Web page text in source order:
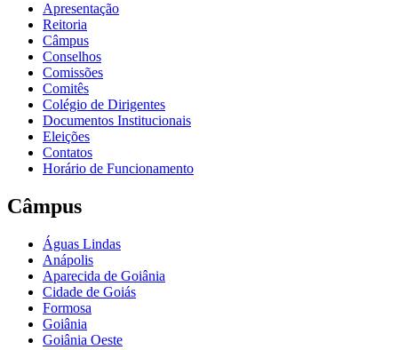
Apresentação
Reitoria
Câmpus
Conselhos
Comissões
Comitês
Colégio de Dirigentes
Documentos Institucionais
Eleições
Contatos
Horário de Funcionamento
Câmpus
Águas Lindas
Anápolis
Aparecida de Goiânia
Cidade de Goiás
Formosa
Goiânia
Goiânia Oeste